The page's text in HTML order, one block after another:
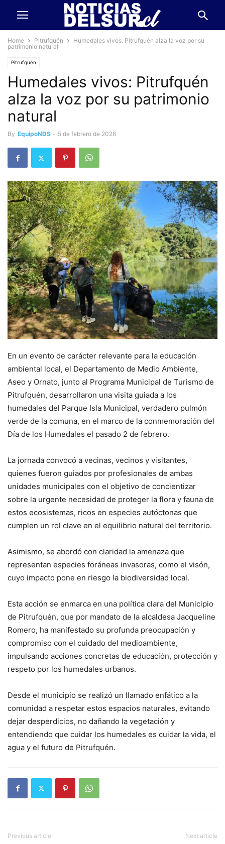
Home Pitrufquén
Humedales vivos: Pitrufquén alza la voz por su
patrimonio natural
Pitrufquén
Humedales vivos: Pitrufquén
alza la voz por su patrimonio
natural
By EquipoNDS - 5 de febrero de 2026
En un evento de carácter relevante para la educación
ambiental local, el Departamento de Medio Ambiente,
Aseo y Ornato, junto al Programa Municipal de Turismo de
Pitrufquén, desarrollaron una visita guiada a los
humedales del Parque Isla Municipal, verdadero pulmón
verde de la comuna, en el marco de la conmemoración del
Día de los Humedales el pasado 2 de febrero.
La jornada convocó a vecinas, vecinos y visitantes,
quienes fueron guiados por profesionales de ambas
unidades municipales con el objetivo de concientizar
sobre la urgente necesidad de proteger la flora y fauna de
estos ecosistemas, ricos en especies autóctonas que
cumplen un rol clave en el equilibrio natural del territorio.
Asimismo, se abordó con claridad la amenaza que
representan especies foráneas invasoras, como el visón,
cuyo impacto pone en riesgo la biodiversidad local.
Esta acción se enmarca en una política clara del Municipio
de Pitrufquén, que por mandato de la alcaldesa Jacqueline
Romero, ha manifestado su profunda preocupación y
compromiso con el cuidado del medioambiente,
impulsando acciones concretas de educación, protección y
respeto por los humedales urbanos.
Desde el municipio se realizó un llamado enfático a la
comunidad a respetar estos espacios naturales, evitando
dejar desperdicios, no dañando la vegetación y
entendiendo que cuidar los humedales es cuidar la vida, el
agua y el futuro de Pitrufquén.
Previous article Next article